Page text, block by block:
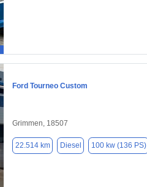
Ford Tourneo Custom
Grimmen, 18507
22.514 km Diesel 100 kw (136 PS)